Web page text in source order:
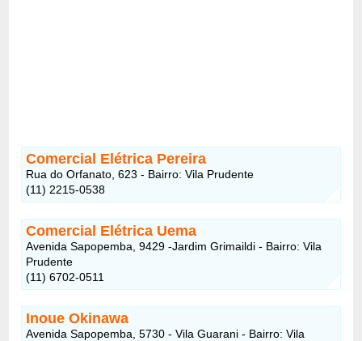
Comercial Elétrica Pereira
Rua do Orfanato, 623 - Bairro: Vila Prudente
(11) 2215-0538
Comercial Elétrica Uema
Avenida Sapopemba, 9429 -Jardim Grimaildi - Bairro: Vila
Prudente
(11) 6702-0511
Inoue Okinawa
Avenida Sapopemba, 5730 - Vila Guarani - Bairro: Vila